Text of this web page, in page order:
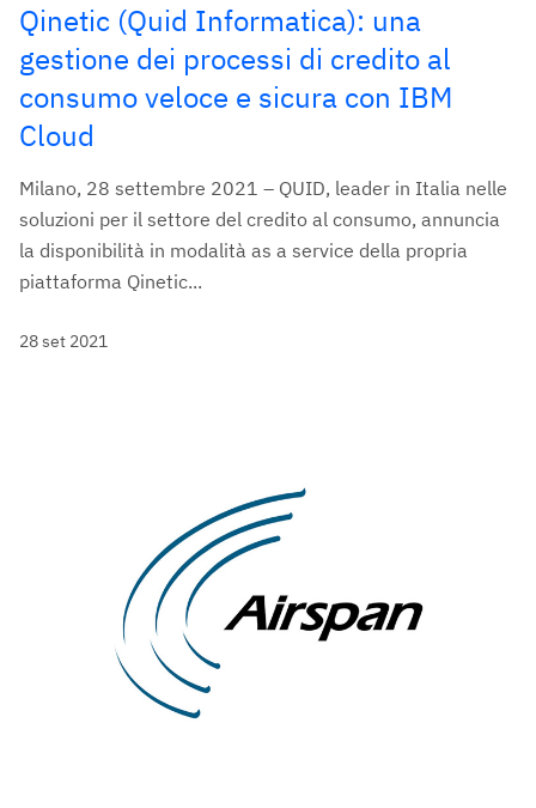
Qinetic (Quid Informatica): una
gestione dei processi di credito al
consumo veloce e sicura con IBM
Cloud
Milano, 28 settembre 2021 – QUID, leader in Italia nelle
soluzioni per il settore del credito al consumo, annuncia
la disponibilità in modalità as a service della propria
piattaforma Qinetic...
28 set 2021